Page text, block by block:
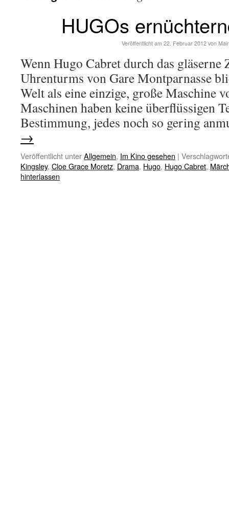
HUGOs
Veröffentlicht am 22. Februar 2012 von
Wenn Hugo Cabret durch das gläserne
Uhrenturms von Gare Montparnasse
Welt als eine einzige, große Maschine
Maschinen haben keine überflüssigen
Bestimmung, jedes noch so gering
→
Veröffentlicht unterAllgemein, Im Kino gesehen |
Kingsley, Cloe Grace Moretz, Drama, Hugo, Hugo Cabret,
hinterlassen